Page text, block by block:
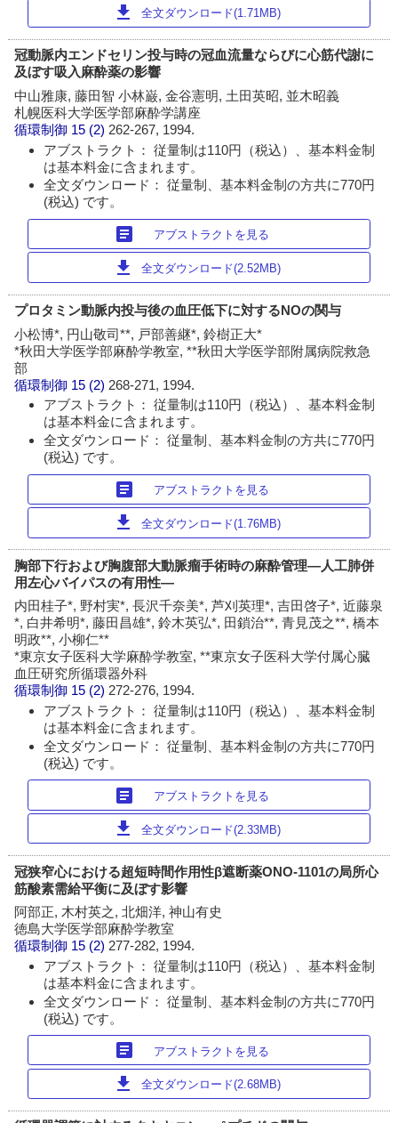
download 全文ダウンロード(1.71MB)
冠動脈内エンドセリン投与時の冠血流量ならびに心筋代謝に
及ぼす吸入麻酔薬の影響
中山雅康, 藤田智 小林巌, 金谷憲明, 土田英昭, 並木昭義
札幌医科大学医学部麻酔学講座
循環制御 15 (2) 262-267, 1994.
アブストラクト： 従量制は110円（税込）、基本料金制
は基本料金に含まれます。
全文ダウンロード： 従量制、基本料金制の方共に770円
(税込) です。
article アブストラクトを見る
download 全文ダウンロード(2.52MB)
プロタミン動脈内投与後の血圧低下に対するNOの関与
小松博*, 円山敬司**, 戸部善継*, 鈴樹正大*
*秋田大学医学部麻酔学教室, **秋田大学医学部附属病院救急
部
循環制御 15 (2) 268-271, 1994.
アブストラクト： 従量制は110円（税込）、基本料金制
は基本料金に含まれます。
全文ダウンロード： 従量制、基本料金制の方共に770円
(税込) です。
article アブストラクトを見る
download 全文ダウンロード(1.76MB)
胸部下行および胸腹部大動脈瘤手術時の麻酔管理―人工肺併
用左心バイパスの有用性―
内田桂子*, 野村実*, 長沢千奈美*, 芦刈英理*, 吉田啓子*, 近藤泉
*, 白井希明*, 藤田昌雄*, 鈴木英弘*, 田鎖治**, 青見茂之**, 橋本
明政**, 小柳仁**
*東京女子医科大学麻酔学教室, **東京女子医科大学付属心臓
血圧研究所循環器外科
循環制御 15 (2) 272-276, 1994.
アブストラクト： 従量制は110円（税込）、基本料金制
は基本料金に含まれます。
全文ダウンロード： 従量制、基本料金制の方共に770円
(税込) です。
article アブストラクトを見る
download 全文ダウンロード(2.33MB)
冠狭窄心における超短時間作用性β遮断薬ONO-1101の局所心
筋酸素需給平衡に及ぼす影響
阿部正, 木村英之, 北畑洋, 神山有史
徳島大学医学部麻酔学教室
循環制御 15 (2) 277-282, 1994.
アブストラクト： 従量制は110円（税込）、基本料金制
は基本料金に含まれます。
全文ダウンロード： 従量制、基本料金制の方共に770円
(税込) です。
article アブストラクトを見る
download 全文ダウンロード(2.68MB)